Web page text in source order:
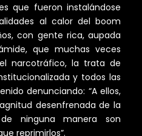
que fueron instalándose
al calor del boom
con gente rica, aupada
que muchas veces
narcotráfico, la trata de
y todos las
denunciando: “A ellos,
desenfrenada de la
ninguna manera son
reprimirlos”.